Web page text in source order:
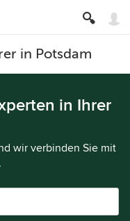
in Potsdam
in Ihrer
wir verbinden Sie mit